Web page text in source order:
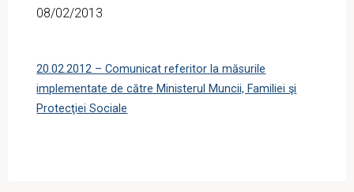
08/02/2013
20.02.2012 – Comunicat referitor la măsurile
implementate de către Ministerul Muncii, Familiei şi
Protecţiei Sociale